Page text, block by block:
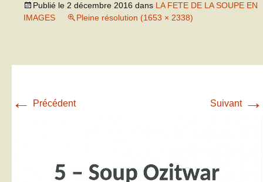
Publié le 2 décembre 2016 dans LA FETE DE LA SOUPE EN
IMAGES
Pleine résolution (1653 × 2338)
← Précédent Suivant →